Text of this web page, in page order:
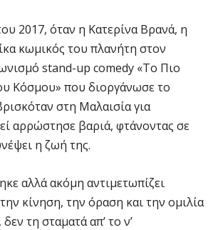
2017, όταν η Κατερίνα Βρανά, η
κωμικός του πλανήτη στον
stand-up comedy «Το Πιο
Κόσμου» που διοργάνωσε το
στη Μαλαισία για
αρρώστησε βαριά, φτάνοντας σε
η ζωή της.
αλλά ακόμη αντιμετωπίζει
κίνηση, την όραση και την ομιλία
τη σταματά απ’ το ν’